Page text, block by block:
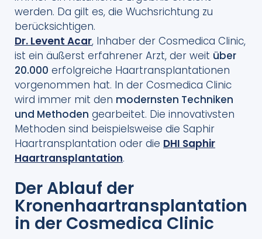
werden. Da gilt es, die Wuchsrichtung zu
berücksichtigen.
Dr. Levent Acar, Inhaber der Cosmedica Clinic,
ist ein äußerst erfahrener Arzt, der weit über
20.000 erfolgreiche Haartransplantationen
vorgenommen hat. In der Cosmedica Clinic
wird immer mit den modernsten Techniken
und Methoden gearbeitet. Die innovativsten
Methoden sind beispielsweise die Saphir
Haartransplantation oder die DHI Saphir
Haartransplantation.
Der Ablauf der
Kronenhaartransplantation
in der Cosmedica Clinic